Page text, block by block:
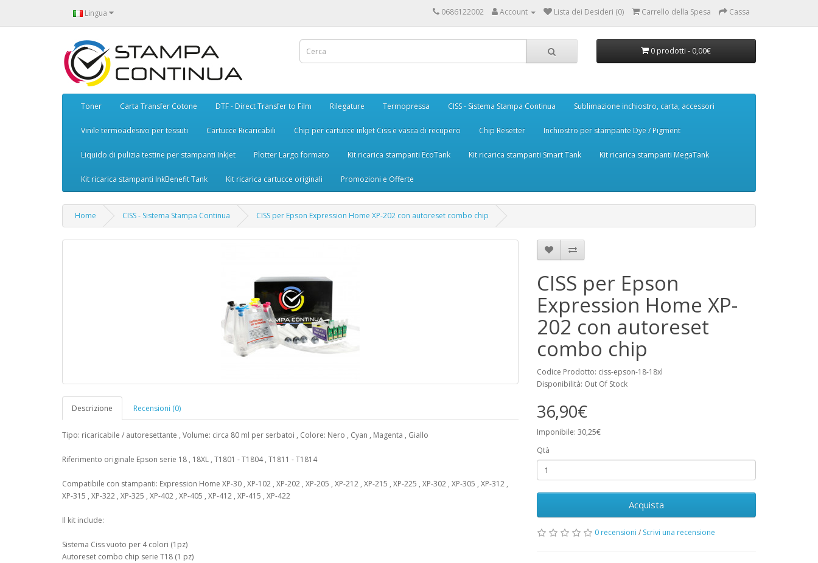
Lingua 0686122002 Account Lista dei Desideri (0) Carrello della Spesa Cassa
0 prodotti - 0,00€
Toner Carta Transfer Cotone DTF - Direct Transfer to Film Rilegature Termopressa CISS - Sistema Stampa Continua Sublimazione inchiostro, carta, accessori
Vinile termoadesivo per tessuti Cartucce Ricaricabili Chip per cartucce inkjet Ciss e vasca di recupero Chip Resetter Inchiostro per stampante Dye / Pigment
Liquido di pulizia testine per stampanti InkJet Plotter Largo formato Kit ricarica stampanti EcoTank Kit ricarica stampanti Smart Tank Kit ricarica stampanti MegaTank
Kit ricarica stampanti InkBenefit Tank Kit ricarica cartucce originali Promozioni e Offerte
Home CISS - Sistema Stampa Continua CISS per Epson Expression Home XP-202 con autoreset combo chip
Descrizione Recensioni (0)
Tipo: ricaricabile / autoresettante , Volume: circa 80 ml per serbatoi , Colore: Nero , Cyan , Magenta , Giallo
Riferimento originale Epson serie 18 , 18XL , T1801 - T1804 , T1811 - T1814
Compatibile con stampanti: Expression Home XP-30 , XP-102 , XP-202 , XP-205 , XP-212 , XP-215 , XP-225 , XP-302 , XP-305 , XP-312 ,
XP-315 , XP-322 , XP-325 , XP-402 , XP-405 , XP-412 , XP-415 , XP-422
Il kit include:
Sistema Ciss vuoto per 4 colori (1pz)
Autoreset combo chip serie T18 (1 pz)
CISS per Epson
Expression Home XP-
202 con autoreset
combo chip
Codice Prodotto: ciss-epson-18-18xl
Disponibilità: Out Of Stock
36,90€
Imponibile: 30,25€
Qtà
Acquista
0 recensioni / Scrivi una recensione